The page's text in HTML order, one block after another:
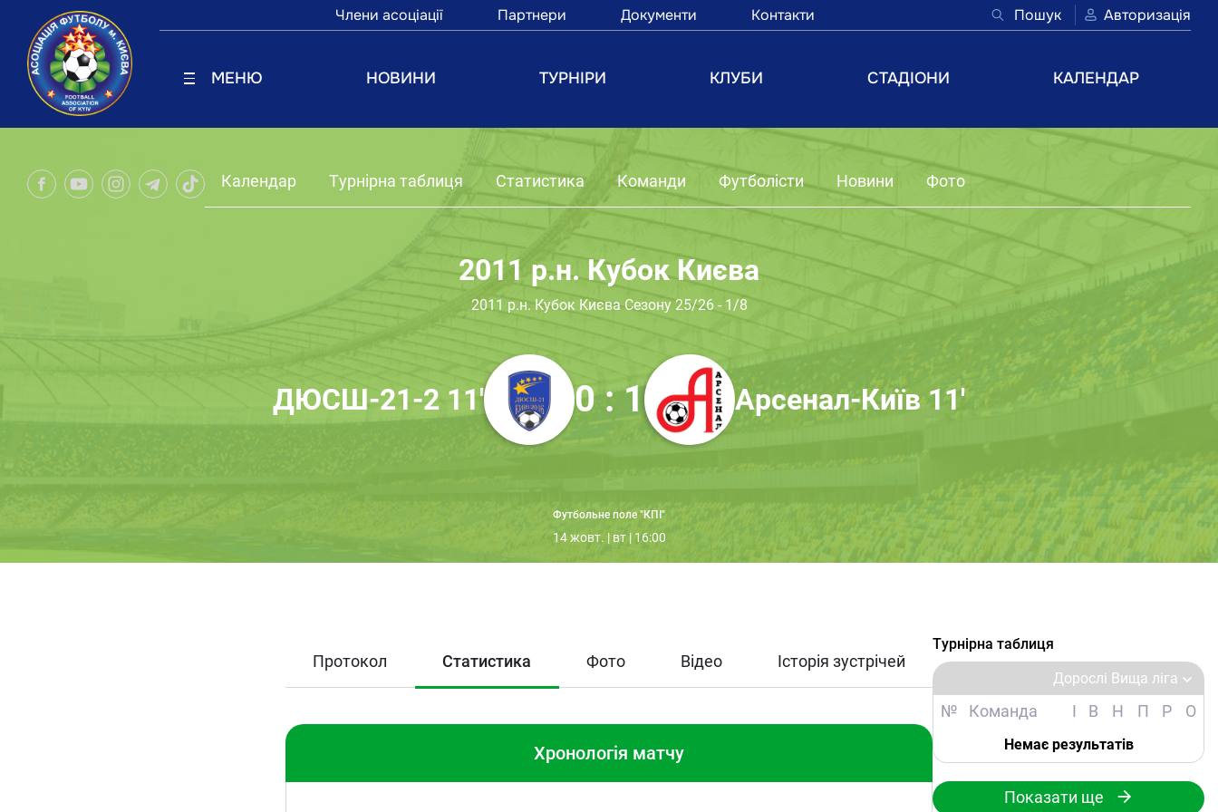
Члени асоціації Партнери Документи Контакти Пошук Авторизація
МЕНЮ НОВИНИ ТУРНІРИ КЛУБИ СТАДІОНИ КАЛЕНДАР
Календар Турнірна таблиця Статистика Команди Футболісти Новини Фото
2011 р.н. Кубок Києва
2011 р.н. Кубок Києва Сезону 25/26 - 1/8
ДЮСШ-21-2 11' 0 : 1 Арсенал-Київ 11'
Футбольне поле "КПІ"
14 жовт. | вт | 16:00
Протокол Статистика Фото Відео Історія зустрічей
Хронологія матчу
Турнірна таблиця
Дорослі Вища ліга
№ Команда І В Н П Р О
Немає результатів
Показати ще